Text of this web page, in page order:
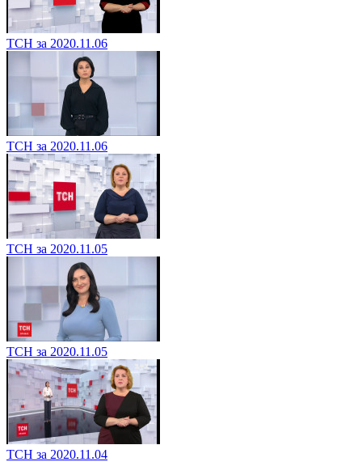
ТСН за 2020.11.06
ТСН за 2020.11.06
ТСН за 2020.11.05
ТСН за 2020.11.05
ТСН за 2020.11.04